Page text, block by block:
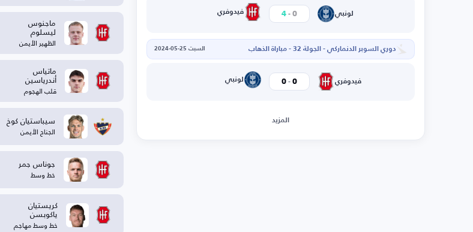
لونبي 0
-
4 فيدوفري
دوري السوبر الدنماركي - الجولة 32 - مباراة الذهاب السبت 25-05-2024
فيدوفري 0
-
0 لونبي
المزيد
ماجنوس
ليسلوم
الظهير الأيمن
ماتياس
أندرياسين
قلب الهجوم
سيباستيان كوخ
الجناح الأيمن
جوناس جمر
خط وسط
كريستيان
ياكوبسن
خط وسط مهاجم